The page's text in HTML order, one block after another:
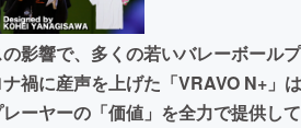
影響で、多くの若いバレーボール
禍に産声を上げた「VRAVO N+」
ーヤーの「価値」を全力で提供し